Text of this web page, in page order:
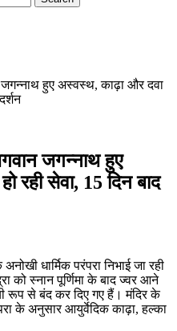
हुए अस्वस्थ, काढ़ा और दवा
जगन्नाथ हुए
रही सेवा, 15 दिन बाद
धार्मिक परंपरा निभाई जा रही
को स्नान पूर्णिमा के बाद ज्वर आने
रूप से बंद कर दिए गए हैं। मंदिर के
के अनुसार आयुर्वेदिक काढ़ा, हल्का